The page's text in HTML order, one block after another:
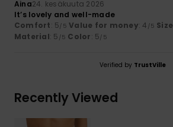
Aina24. kesäkuuta 2026
It’s lovely and well-made
Comfort: 5/5 Value for money: 4 /5 Size
Material: 5 /5 Color: 5/5
Verified by TrustVille
Recently Viewed